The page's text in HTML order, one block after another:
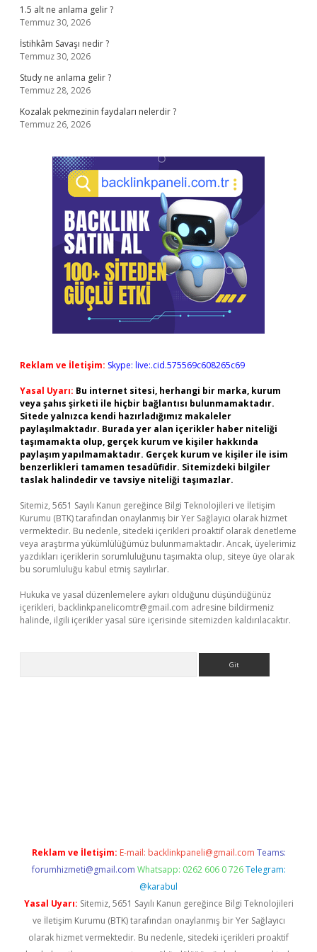
1.5 alt ne anlama gelir ?
Temmuz 30, 2026
İstihkâm Savaşı nedir ?
Temmuz 30, 2026
Study ne anlama gelir ?
Temmuz 28, 2026
Kozalak pekmezinin faydaları nelerdir ?
Temmuz 26, 2026
Reklam ve İletişim: Skype: live:.cid.575569c608265c69
Yasal Uyarı: Bu internet sitesi, herhangi bir marka, kurum
veya şahıs şirketi ile hiçbir bağlantısı bulunmamaktadır.
Sitede yalnızca kendi hazırladığımız makaleler
paylaşılmaktadır. Burada yer alan içerikler haber niteliği
taşımamakta olup, gerçek kurum ve kişiler hakkında
paylaşım yapılmamaktadır. Gerçek kurum ve kişiler ile isim
benzerlikleri tamamen tesadüfidir. Sitemizdeki bilgiler
taslak halindedir ve tavsiye niteliği taşımazlar.
Sitemiz, 5651 Sayılı Kanun gereğince Bilgi Teknolojileri ve İletişim
Kurumu (BTK) tarafından onaylanmış bir Yer Sağlayıcı olarak hizmet
vermektedir. Bu nedenle, sitedeki içerikleri proaktif olarak denetleme
veya araştırma yükümlülüğümüz bulunmamaktadır. Ancak, üyelerimiz
yazdıkları içeriklerin sorumluluğunu taşımakta olup, siteye üye olarak
bu sorumluluğu kabul etmiş sayılırlar.
Hukuka ve yasal düzenlemelere aykırı olduğunu düşündüğünüz
içerikleri, backlinkpanelicomtr@gmail.com adresine bildirmeniz
halinde, ilgili içerikler yasal süre içerisinde sitemizden kaldırılacaktır.
Reklam ve İletişim: E-mail: backlinkpaneli@gmail.com Teams:
forumhizmeti@gmail.com Whatsapp: 0262 606 0 726 Telegram:
@karabul
Yasal Uyarı: Sitemiz, 5651 Sayılı Kanun gereğince Bilgi Teknolojileri
ve İletişim Kurumu (BTK) tarafından onaylanmış bir Yer Sağlayıcı
olarak hizmet vermektedir. Bu nedenle, sitedeki içerikleri proaktif